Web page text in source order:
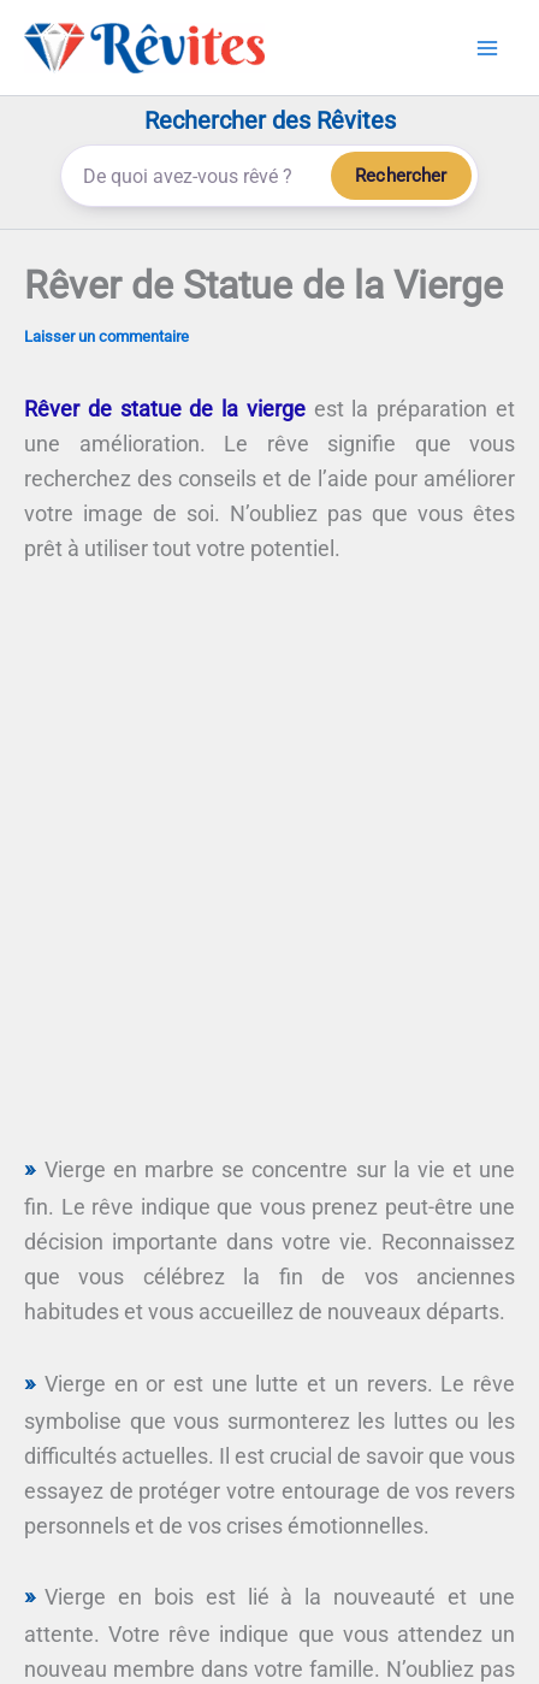
Rechercher des Rêvites
Rechercher
Rêver de Statue de la Vierge
Laisser un commentaire
Rêver de statue de la viergeest la préparation et
une amélioration. Le rêve signifie que vous
recherchez des conseils et de l’aide pour améliorer
votre image de soi. N’oubliez pas que vous êtes
prêt à utiliser tout votre potentiel.
Vierge en marbre se concentre sur la vie et une
fin. Le rêve indique que vous prenez peut-être une
décision importante dans votre vie. Reconnaissez
que vous célébrez la fin de vos anciennes
habitudes et vous accueillez de nouveaux départs.
Vierge en or est une lutte et un revers. Le rêve
symbolise que vous surmonterez les luttes ou les
difficultés actuelles. Il est crucial de savoir que vous
essayez de protéger votre entourage de vos revers
personnels et de vos crises émotionnelles.
Vierge en bois est lié à la nouveauté et une
attente. Votre rêve indique que vous attendez un
nouveau membre dans votre famille. N’oubliez pas